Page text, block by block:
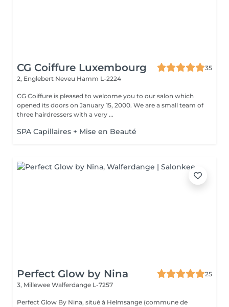
CG Coiffure Luxembourg
35
2, Englebert Neveu Hamm L-2224
CG Coiffure is pleased to welcome you to our salon which
opened its doors on January 15, 2000. We are a small team of
three hairdressers with a very ...
SPA Capillaires + Mise en Beauté
Perfect Glow by Nina
25
3, Millewee Walferdange L-7257
Perfect Glow By Nina, situé à Helmsange (commune de